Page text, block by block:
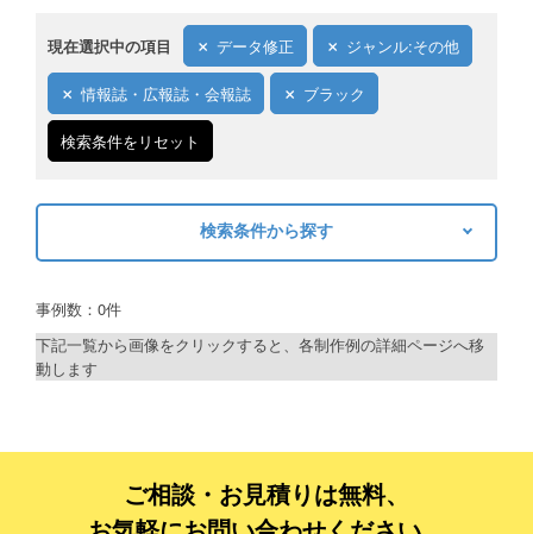
現在選択中の項目 データ修正 ジャンル:その他
情報誌・広報誌・会報誌 ブラック
検索条件をリセット
検索条件から探す
制作プランで探す
ベーシックコース
シルバーコース
事例数：0件
下記一覧から画像をクリックすると、各制作例の詳細ページへ移
動します
ご相談・お見積りは無料、